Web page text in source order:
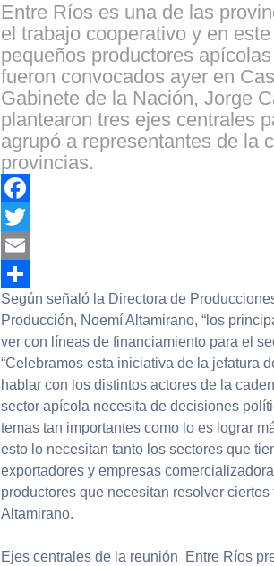
Entre Ríos es una de las
el trabajo cooperativo y en
pequeños productores
fueron convocados ayer en
Gabinete de la Nación, Jorge
plantearon tres ejes centrales
agrupó a representantes de la
provincias.
Facebook
Twitter
Email
Compartir
Según señaló la Directora de
Producción, Noemí Altamirano, “los
ver con líneas de financiamiento para el
“Celebramos esta iniciativa de la jefatura
hablar con los distintos actores de la
sector apícola necesita de decisiones
temas tan importantes como lo es lograr
esto lo necesitan tanto los sectores que
exportadores y empresas
productores que necesitan resolver
Altamirano.
Ejes centrales de la reunión Entre Ríos